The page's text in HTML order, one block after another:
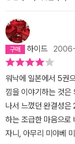
향을 받고 삶의 방향
다. 이것이 미야베 미
모방범,에 환장하도록
집어들면 아무것도 하
은 사람들은 지금 내
물이 누구인지 알면서
고 싶은 심정을.물론
내용이 많았다. 되새
에 흠칫 놀란다. 그녀
을 읽기 전에 이런 이
하이드
워낙에 일본에서 5권
낌을 이야기하는 것은
나서 느꼈던 완결성은
하는 조급한 마음으
자니, 아무리 미야베